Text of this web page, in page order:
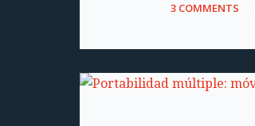
3 COMMENTS